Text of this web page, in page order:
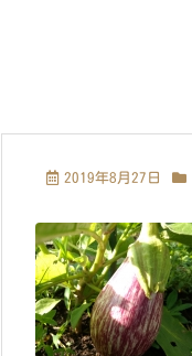
2019年8月27日